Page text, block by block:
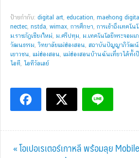
ป้ายกำกับ: digital art, education, maehong
nectec, nstda, wimax, การศึกษา, การเข้าถึงเทคโน
ม.ราชภัฎเชียงใหม่, ม.ศรีปทุม, ม.เทคโนโลยีพระจอมเ
วัฒนธรรม,วิทยาลัยแม่ฮ่องสอน, สถาบันปัญญาภิวัฒน์
เยาวชน, แม่ฮ่องสอน, แม่ฮ่องสอนบ้านฉันเที่ยวได้ทั้งปี
ไอที, ไอทีวัลเลย์
Previous
« โอเปอเรเตอร์เกาหลี พร้อมลุย